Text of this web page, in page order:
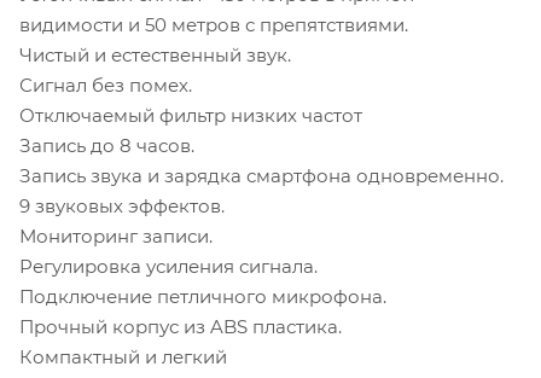
видимости и 50 метров с препятствиями.
Чистый и естественный звук.
Сигнал без помех.
Отключаемый фильтр низких частот
Запись до 8 часов.
Запись звука и зарядка смартфона одновременно.
9 звуковых эффектов.
Мониторинг записи.
Регулировка усиления сигнала.
Подключение петличного микрофона.
Прочный корпус из ABS пластика.
Компактный и легкий